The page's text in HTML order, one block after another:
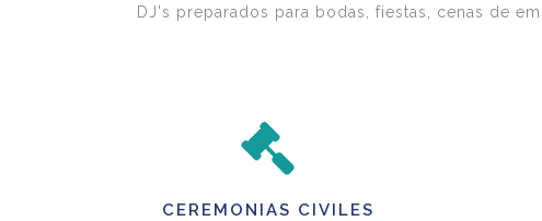
DJ's preparados para bodas, fiestas, cenas de
CEREMONIAS CIVILES